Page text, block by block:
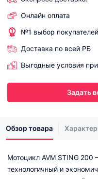
Онлайн оплата
№1 выбор покупателей
Доставка по всей РБ
Выгодные условия
Задать
Обзор товара
Мотоцикл AVM STING 200
технологичный и